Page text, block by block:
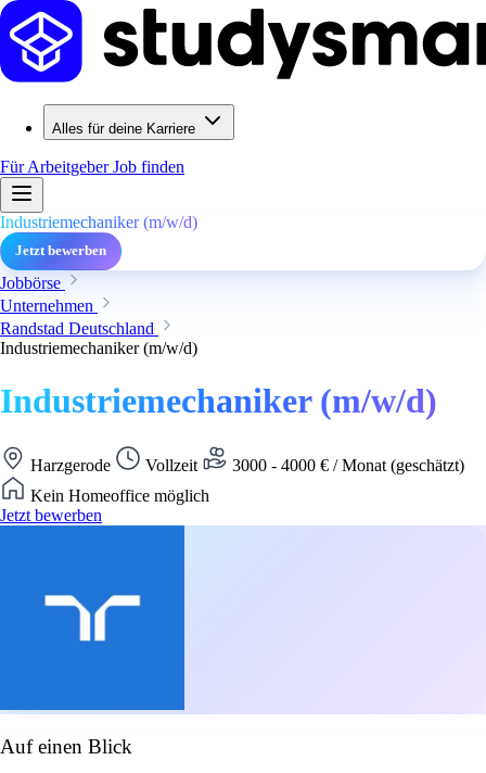
Alles für deine Karriere
Für ArbeitgeberJob finden
Industriemechaniker (m/w/d)
Jetzt bewerben
Jobbörse
Unternehmen
Randstad Deutschland
Industriemechaniker (m/w/d)
Industriemechaniker (m/w/d)
Harzgerode Vollzeit
3000 - 4000 € / Monat (geschätzt)
Kein Homeoffice möglich
Jetzt bewerben
Auf einen Blick